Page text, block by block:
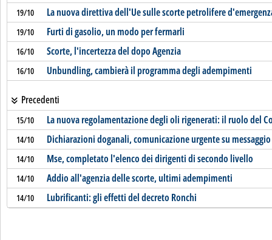
19/10 La nuova direttiva dell'Ue sulle scorte petrolifere
19/10 Furti di gasolio, un modo per fermarli
16/10 Scorte, l'incertezza del dopo Agenzia
16/10 Unbundling, cambierà il programma degli adempimenti
Precedenti
15/10 La nuova regolamentazione degli oli rigenerati: il ruolo del
14/10 Dichiarazioni doganali, comunicazione urgente su messaggio
14/10 Mse, completato l'elenco dei dirigenti di secondo livello
14/10 Addio all'agenzia delle scorte, ultimi adempimenti
14/10 Lubrificanti: gli effetti del decreto Ronchi